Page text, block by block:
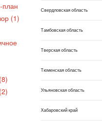
план
(1)
Свердловская область
Тамбовская область
Тверская область
Тюменская область
Ульяновская область
Хабаровский край